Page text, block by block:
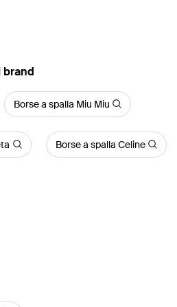
brand
Borse a spalla Miu Miu
Borse a spalla Celine